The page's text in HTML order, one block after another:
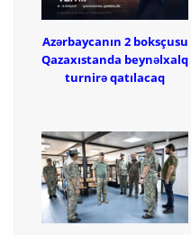
Azərbaycanın 2 boksçusu
Qazaxıstanda beynəlxalq
turnirə qatılacaq